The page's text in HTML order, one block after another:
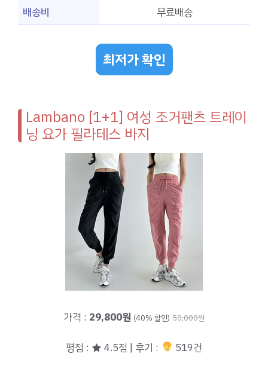
배송비
무료배송
최저가 확인
Lambano [1+1] 여성 조거팬츠 트레이
닝 요가 필라테스 바지
가격 : 29,800원 (40% 할인) 50,000원
평점 : ★ 4.5점 | 후기 : 519건